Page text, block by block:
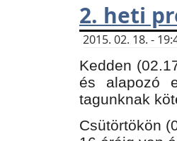
2. heti
2015. 02. 18. -
Kedden
és alapozó
tagunknak
Csütörtökön